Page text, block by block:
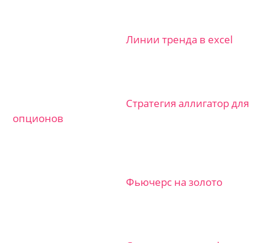
Линии тренда в excel
Стратегия аллигатор для
опционов
Фьючерс на золото